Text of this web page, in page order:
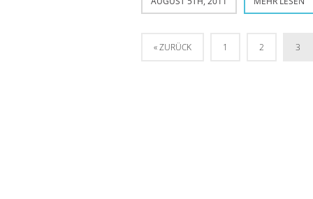
« ZURÜCK 1 2 3